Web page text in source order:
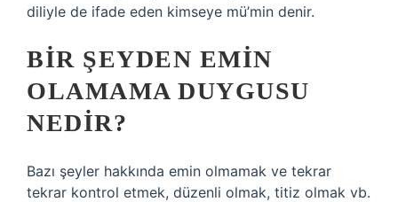
diliyle de ifade eden kimseye mü’min denir.
BIR ŞEYDEN EMIN
OLAMAMA DUYGUSU
NEDIR?
Bazı şeyler hakkında emin olmamak ve tekrar
tekrar kontrol etmek, düzenli olmak, titiz olmak vb.